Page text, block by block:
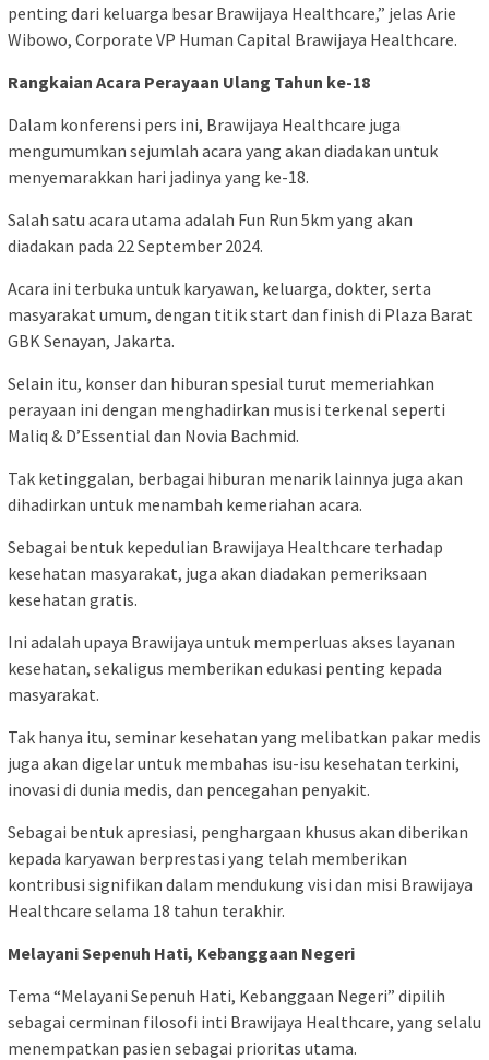
penting dari keluarga besar Brawijaya Healthcare,” jelas Arie
Wibowo, Corporate VP Human Capital Brawijaya Healthcare.
Rangkaian Acara Perayaan Ulang Tahun ke-18
Dalam konferensi pers ini, Brawijaya Healthcare juga
mengumumkan sejumlah acara yang akan diadakan untuk
menyemarakkan hari jadinya yang ke-18.
Salah satu acara utama adalah Fun Run 5km yang akan
diadakan pada 22 September 2024.
Acara ini terbuka untuk karyawan, keluarga, dokter, serta
masyarakat umum, dengan titik start dan finish di Plaza Barat
GBK Senayan, Jakarta.
Selain itu, konser dan hiburan spesial turut memeriahkan
perayaan ini dengan menghadirkan musisi terkenal seperti
Maliq & D’Essential dan Novia Bachmid.
Tak ketinggalan, berbagai hiburan menarik lainnya juga akan
dihadirkan untuk menambah kemeriahan acara.
Sebagai bentuk kepedulian Brawijaya Healthcare terhadap
kesehatan masyarakat, juga akan diadakan pemeriksaan
kesehatan gratis.
Ini adalah upaya Brawijaya untuk memperluas akses layanan
kesehatan, sekaligus memberikan edukasi penting kepada
masyarakat.
Tak hanya itu, seminar kesehatan yang melibatkan pakar medis
juga akan digelar untuk membahas isu-isu kesehatan terkini,
inovasi di dunia medis, dan pencegahan penyakit.
Sebagai bentuk apresiasi, penghargaan khusus akan diberikan
kepada karyawan berprestasi yang telah memberikan
kontribusi signifikan dalam mendukung visi dan misi Brawijaya
Healthcare selama 18 tahun terakhir.
Melayani Sepenuh Hati, Kebanggaan Negeri
Tema “Melayani Sepenuh Hati, Kebanggaan Negeri” dipilih
sebagai cerminan filosofi inti Brawijaya Healthcare, yang selalu
menempatkan pasien sebagai prioritas utama.